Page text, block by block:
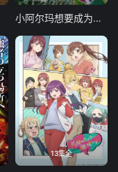
小阿尔玛想要成为家人
13集全